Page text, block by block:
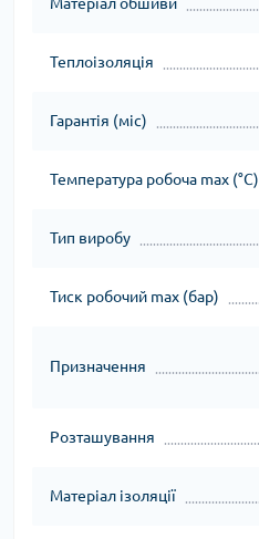
Теплоізоляція
Гарантія (міс)
Температура робоча max (°C)
Тип виробу
Тиск робочий max (бар)
Призначення
Розташування
Матеріал ізоляції